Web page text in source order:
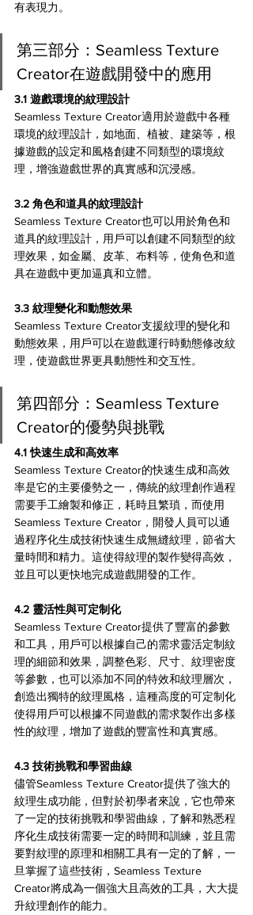
有表現力。
第三部分：Seamless Texture
Creator在遊戲開發中的應用
3.1 遊戲環境的紋理設計
Seamless Texture Creator適用於遊戲中各種
環境的紋理設計，如地面、植被、建築等，根
據遊戲的設定和風格創建不同類型的環境紋
理，增強遊戲世界的真實感和沉浸感。
3.2 角色和道具的紋理設計
Seamless Texture Creator也可以用於角色和
道具的紋理設計，用戶可以創建不同類型的紋
理效果，如金屬、皮革、布料等，使角色和道
具在遊戲中更加逼真和立體。
3.3 紋理變化和動態效果
Seamless Texture Creator支援紋理的變化和
動態效果，用戶可以在遊戲運行時動態修改紋
理，使遊戲世界更具動態性和交互性。
第四部分：Seamless Texture
Creator的優勢與挑戰
4.1 快速生成和高效率
Seamless Texture Creator的快速生成和高效
率是它的主要優勢之一，傳統的紋理創作過程
需要手工繪製和修正，耗時且繁瑣，而使用
Seamless Texture Creator，開發人員可以通
過程序化生成技術快速生成無縫紋理，節省大
量時間和精力。這使得紋理的製作變得高效，
並且可以更快地完成遊戲開發的工作。
4.2 靈活性與可定制化
Seamless Texture Creator提供了豐富的參數
和工具，用戶可以根據自己的需求靈活定制紋
理的細節和效果，調整色彩、尺寸、紋理密度
等參數，也可以添加不同的特效和紋理層次，
創造出獨特的紋理風格，這種高度的可定制化
使得用戶可以根據不同遊戲的需求製作出多樣
性的紋理，增加了遊戲的豐富性和真實感。
4.3 技術挑戰和學習曲線
儘管Seamless Texture Creator提供了強大的
紋理生成功能，但對於初學者來說，它也帶來
了一定的技術挑戰和學習曲線，了解和熟悉程
序化生成技術需要一定的時間和訓練，並且需
要對紋理的原理和相關工具有一定的了解，一
旦掌握了這些技術，Seamless Texture
Creator將成為一個強大且高效的工具，大大提
升紋理創作的能力。